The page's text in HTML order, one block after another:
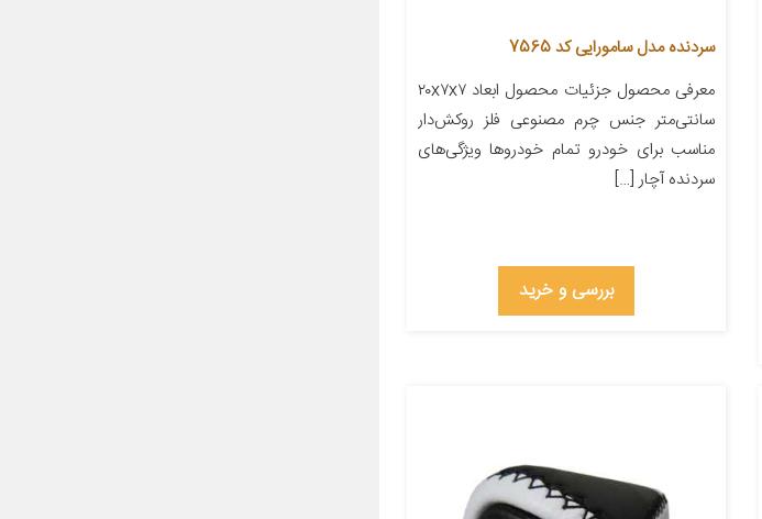
سردنده مدل سامورایی کد 7565
معرفی محصول جزئیات محصول ابعاد ۲۰x۷x۷
سانتی‌متر جنس چرم مصنوعی فلز روکش‌دار
مناسب برای خودرو تمام خودروها ویژگی‌های
سردنده آچار […]
بررسی و خرید